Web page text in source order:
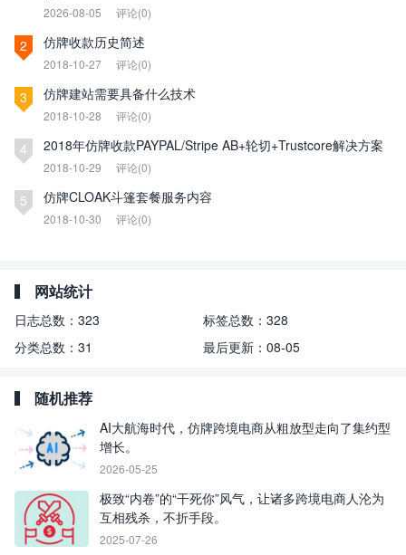
2026-08-05 评论(0)
2 仿牌收款历史简述
2018-10-27 评论(0)
3 仿牌建站需要具备什么技术
2018-10-28 评论(0)
4 2018年仿牌收款PAYPAL/Stripe AB+轮切+Trustcore解决方案
2018-10-29 评论(0)
5 仿牌CLOAK斗篷套餐服务内容
2018-10-30 评论(0)
网站统计
日志总数： 323 标签总数： 328
分类总数： 31 最后更新： 08-05
随机推荐
AI大航海时代，仿牌跨境电商从粗放型走向了集约型
增长。
2026-05-25
极致“内卷”的“干死你”风气，让诸多跨境电商人沦为
互相残杀，不折手段。
2025-07-26